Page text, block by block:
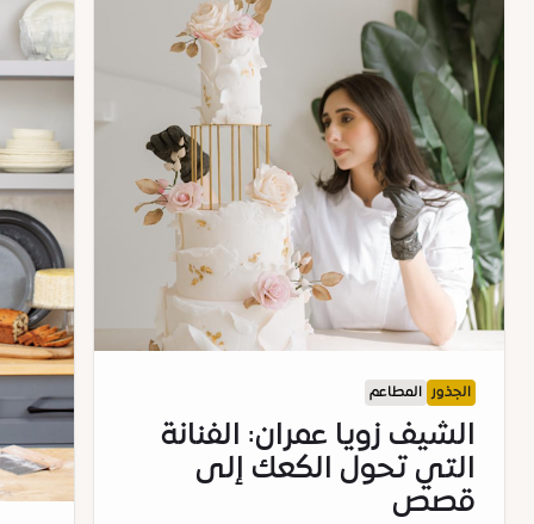
الجذور المطاعم
الشيف زويا عمران: الفنانة
التي تحول الكعك إلى
قصص